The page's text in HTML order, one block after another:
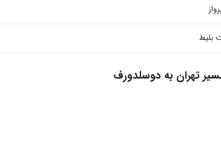
بلیط
تهران به دوسلدورف